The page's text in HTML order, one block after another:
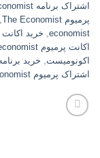
اشتراک برنامه economist
پرمیوم The Economist
,
economist
, خرید اکانت The Economist
اکانت پرمیوم economist
اکونومیست, خرید
اشتراک پرمیوم economist